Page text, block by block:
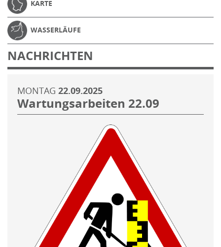
KARTE
WASSERLÄUFE
NACHRICHTEN
MONTAG 22.09.2025
Wartungsarbeiten 22.09